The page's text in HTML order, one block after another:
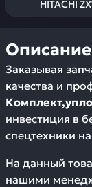
HITACHI
Описание
Заказывая
качества и
инвестиция в
спецтехники
На данный
нашими